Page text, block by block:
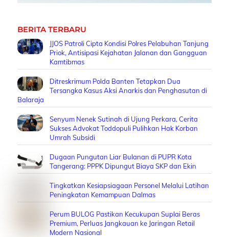
BERITA TERBARU
JJOS Patroli Cipta Kondisi Polres Pelabuhan Tanjung
Priok, Antisipasi Kejahatan Jalanan dan Gangguan
Kamtibmas
Ditreskrimum Polda Banten Tetapkan Dua
Tersangka Kasus Aksi Anarkis dan Penghasutan di
Balaraja
Senyum Nenek Sutinah di Ujung Perkara, Cerita
Sukses Advokat Toddopuli Pulihkan Hak Korban
Umrah Subsidi
Dugaan Pungutan Liar Bulanan di PUPR Kota
Tangerang: PPPK Dipungut Biaya SKP dan Ekin
Tingkatkan Kesiapsiagaan Personel Melalui Latihan
Peningkatan Kemampuan Dalmas
Perum BULOG Pastikan Kecukupan Suplai Beras
Premium, Perluas Jangkauan ke Jaringan Retail
Modern Nasional